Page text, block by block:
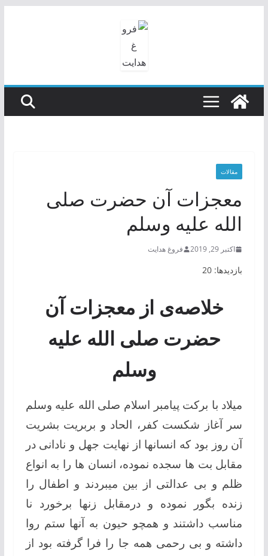
مقالات
معجزات آن حضرت صلی
‌الله ‌عليه ‌وسلم
اکتبر 29, 2019 فروغ هدایت
بازدیدها: 20
خلاصه‌ی از معجزات آن
حضرت صلی ‌الله ‌عليه
‌وسلم
میلاد با برکت پیامبر اسلام صلی ‌الله ‌عليه ‌وسلم
سر آغاز شکست کفر، الحاد و بربریت بشریت
آن روز بود که انسانها از نهایت جهل و نادانی در
مقابل بت ها سجده نموده، انسان ها را به انواع
ظلم و بی عدالتی از بین میبردند و اطفال را
زنده بگور نموده و درمقابل زنها برخورد نا
مناسب داشتند و همچو حیون به آنها ستم روا
داشته و بی رحمی همه جا را فرا گرفته بود از